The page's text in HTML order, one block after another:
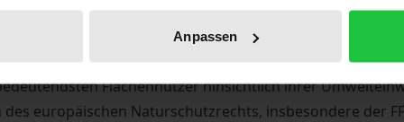
Anpassen
Erkenntnis- und Bewertungsmethoden erforderlich,
Erkenntnis- und Bewertungsmethoden für
Ansätze ein. Besonderer Wert wurde auf
Flächennutzer hinsichtlich ihrer
europäischen Naturschutzrechts, insbesondere der